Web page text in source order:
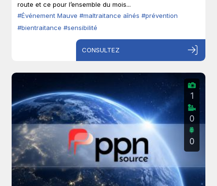
route et ce pour l’ensemble du mois...
#Événement Mauve #maltraitance aînés #prévention
#bientraitance #sensibilité
CONSULTEZ
1
0
0